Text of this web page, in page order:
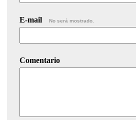
E-mail No será mostrado.
Comentario